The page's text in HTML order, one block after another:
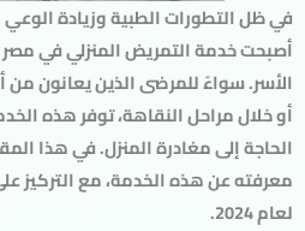
في ظل التطورات الطبية وزيادة
أصبحتخدمة التمريض المنزليفي مصر
الأسر. سواءً للمرضى الذين يعانون من
أو خلال مراحل النقاهة، توفر هذه
الحاجة إلى مغادرة المنزل. في هذا
معرفته عن هذه الخدمة، مع التركيز
لعام 2024.